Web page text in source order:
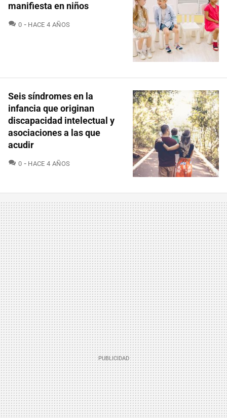
manifiesta en niños
0 COMENTARIOS
HACE 4 AÑOS
Seis síndromes en la
infancia que originan
discapacidad intelectual y
asociaciones a las que
acudir
0 COMENTARIOS
HACE 4 AÑOS